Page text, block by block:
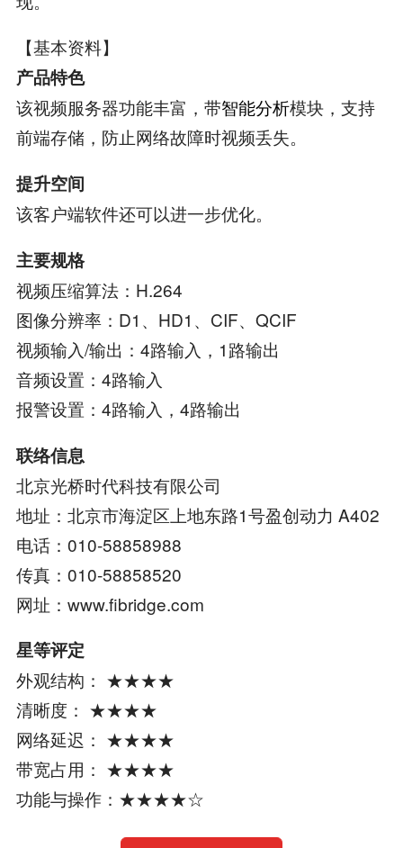
【基本资料】
产品特色
该视频服务器功能丰富，带智能分析模块，支持
前端存储，防止网络故障时视频丢失。
提升空间
该客户端软件还可以进一步优化。
主要规格
视频压缩算法：H.264
图像分辨率：D1、HD1、CIF、QCIF
视频输入/输出：4路输入，1路输出
音频设置：4路输入
报警设置：4路输入，4路输出
联络信息
北京光桥时代科技有限公司
地址：北京市海淀区上地东路1号盈创动力 A402
电话：010-58858988
传真：010-58858520
网址：www.fibridge.com
星等评定
外观结构： ★★★★
清晰度： ★★★★
网络延迟： ★★★★
带宽占用： ★★★★
功能与操作：★★★★☆